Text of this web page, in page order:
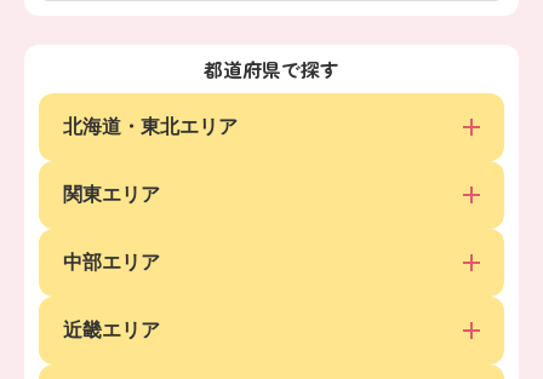
都道府県で探す
北海道・東北エリア
関東エリア
中部エリア
近畿エリア